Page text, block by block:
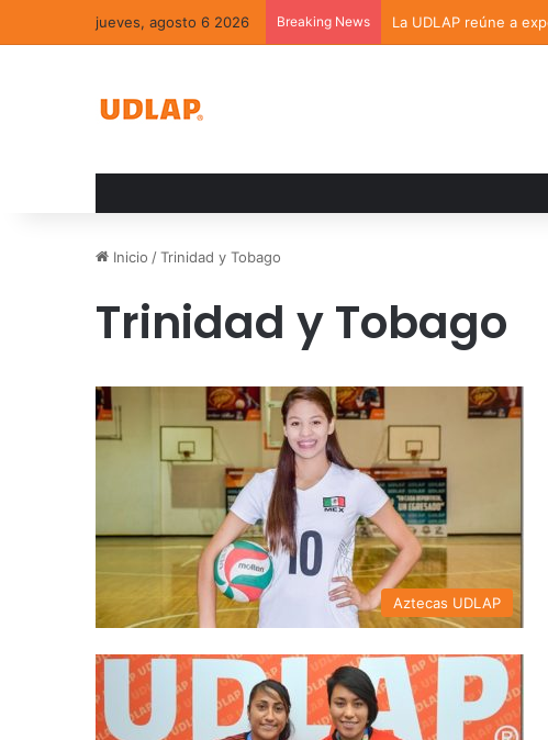
jueves, agosto 6 2026 Breaking News La UDLAP reúne a
Inicio /Trinidad y Tobago
Trinidad y Tobago
Aztecas UDLAP